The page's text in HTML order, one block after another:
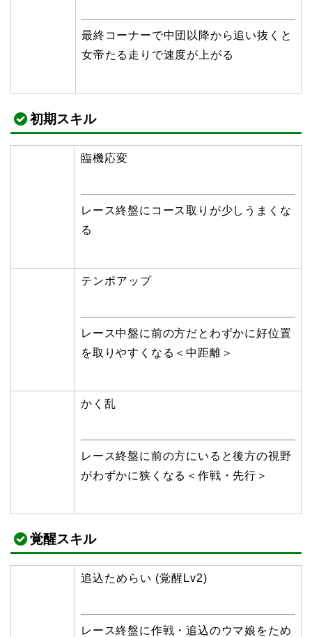
最終コーナーで中団以降から追い抜くと
女帝たる走りで速度が上がる
初期スキル
臨機応変
レース終盤にコース取りが少しうまくな
る
テンポアップ
レース中盤に前の方だとわずかに好位置
を取りやすくなる＜中距離＞
かく乱
レース終盤に前の方にいると後方の視野
がわずかに狭くなる＜作戦・先行＞
覚醒スキル
追込ためらい (覚醒Lv2)
レース終盤に作戦・追込のウマ娘をため